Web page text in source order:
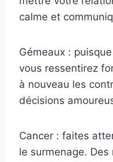
calme et
Gémeaux :
vous ressentirez
à nouveau les
décisions
Cancer : faites
le surmenage.